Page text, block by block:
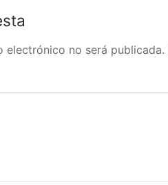
electrónico no será publicada.